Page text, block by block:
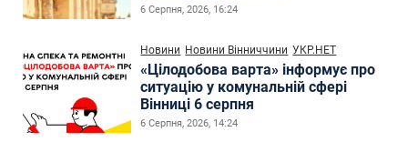
6 Серпня, 2026, 16:24
Новини Новини Вінниччини УКР.НЕТ
«Цілодобова варта» інформує про
ситуацію у комунальній сфері
Вінниці 6 серпня
6 Серпня, 2026, 14:24